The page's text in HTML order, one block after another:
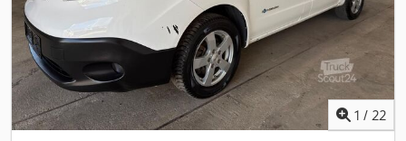
1 / 22